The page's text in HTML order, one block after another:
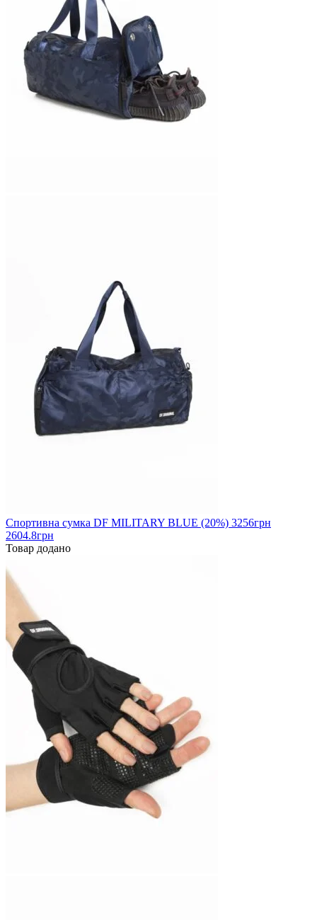
Спортивна сумка DF MILITARY BLUE (20%) 3256грн
2604.8грн
Товар додано